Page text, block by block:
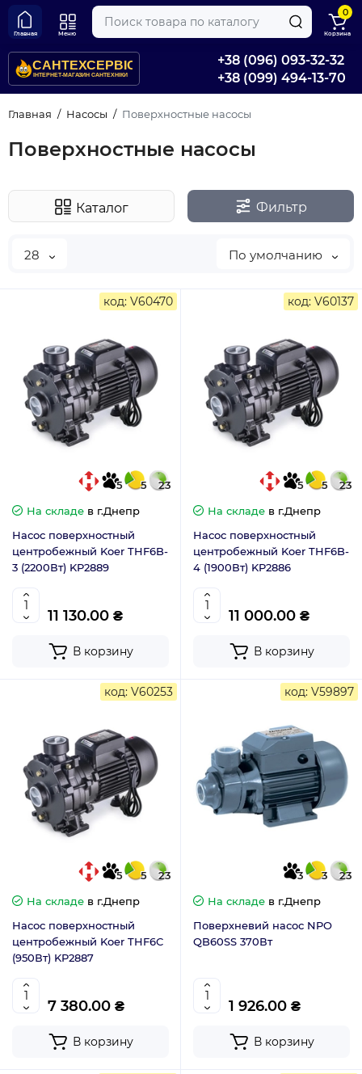
+38 (096) 093-32-32
+38 (099) 494-13-70
Главная Меню
0
Корзина
Главная Насосы Поверхностные насосы
Поверхностные насосы
Каталог Фильтр
28 По умолчанию
код: V60470
5 5
23
На складе в г.Днепр
Насос поверхностный
центробежный Koer THF6B-
3 (2200Вт) KP2889
11 130.00 ₴
В корзину
код: V60137
5 5
23
На складе в г.Днепр
Насос поверхностный
центробежный Koer THF6B-
4 (1900Вт) KP2886
11 000.00 ₴
В корзину
код: V60253
5 5
23
На складе в г.Днепр
Насос поверхностный
центробежный Koer THF6С
(950Вт) KP2887
7 380.00 ₴
В корзину
код: V59897
3 3
23
На складе в г.Днепр
Поверхневий насос NPO
QB60SS 370Вт
1 926.00 ₴
В корзину